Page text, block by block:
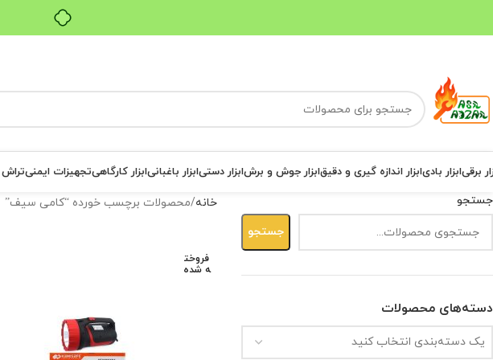
برقیابزار بادیابزار اندازه گیری و دقیقابزار جوش و برشابزار دستیابزار باغبانیابزار کارگاهیتجهیزات ایمنیتراش
جستجو
جستجو
دسته‌های محصولات
یک دسته‌بندی انتخاب کنید
خانه محصولات برچسب خورده “کامی سیف”
فروخت
ه شده